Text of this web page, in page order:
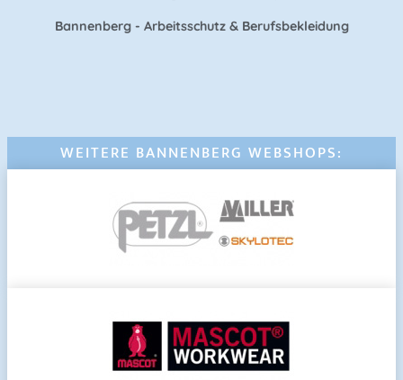
Bannenberg - Arbeitsschutz & Berufsbekleidung
WEITERE BANNENBERG WEBSHOPS: